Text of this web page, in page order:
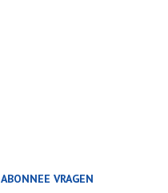
ABONNEE VRAGEN